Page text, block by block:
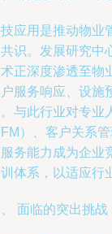
应用是推动物业
识。发展研究中
正深度渗透至物
服务响应、设施
与此行业对专业
）、客户关系
务能力成为企业
体系，以适应行
面临的突出挑